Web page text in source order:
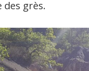
des grès.